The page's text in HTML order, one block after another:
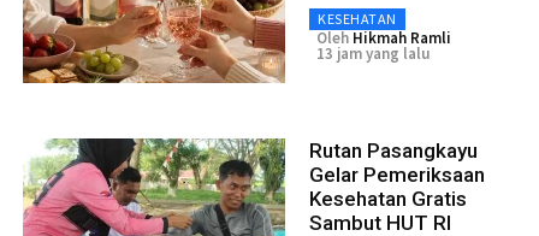
KESEHATAN
Oleh Hikmah Ramli
13 jam yang lalu
Rutan Pasangkayu
Gelar Pemeriksaan
Kesehatan Gratis
Sambut HUT RI